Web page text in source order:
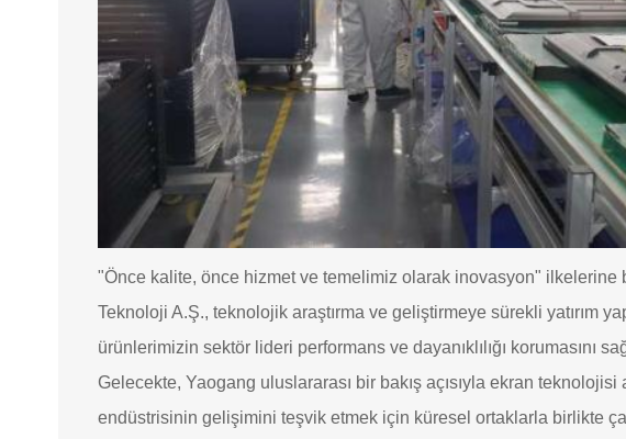
"Önce kalite, önce hizmet ve temelimiz olarak inovasyon" ilkelerine
Teknoloji A.Ş., teknolojik araştırma ve geliştirmeye sürekli yatırım
ürünlerimizin sektör lideri performans ve dayanıklılığı korumasını
Gelecekte, Yaogang uluslararası bir bakış açısıyla ekran
endüstrisinin gelişimini teşvik etmek için küresel ortaklarla birlikte